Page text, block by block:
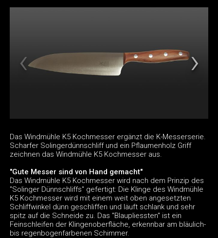
Das Windmühle K5 Kochmesser ergänzt die K-Messerserie.
Scharfer Solingerdünnschliff und ein Pflaumenholz Griff
zeichnen das Windmühle K5 Kochmesser aus.
"Gute Messer sind von Hand gemacht"
Das Windmühle K5 Kochmesser wird nach dem Prinzip des
"Solinger Dünnschliffs" gefertigt: Die Klinge des Windmühle
K5 Kochmesser wird mit einem weit oben angesetzten
Schliffwinkel dünn geschliffen und läuft schlank und sehr
spitz auf die Schneide zu. Das "Blaupliessten" ist ein
Feinschleifen der Klingenoberfläche, erkennbar am bläulich-
bis regenbogenfarbenen Schimmer.